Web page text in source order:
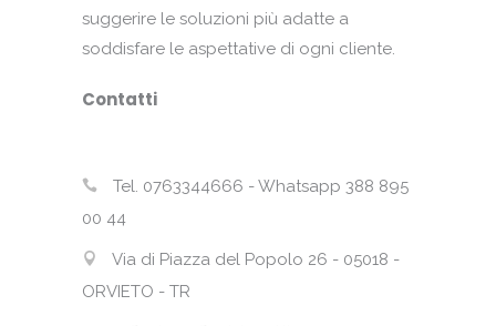
suggerire le soluzioni più adatte a
soddisfare le aspettative di ogni cliente.
Contatti
Tel. 0763344666 - Whatsapp 388 895
00 44
Via di Piazza del Popolo 26 - 05018 -
ORVIETO - TR